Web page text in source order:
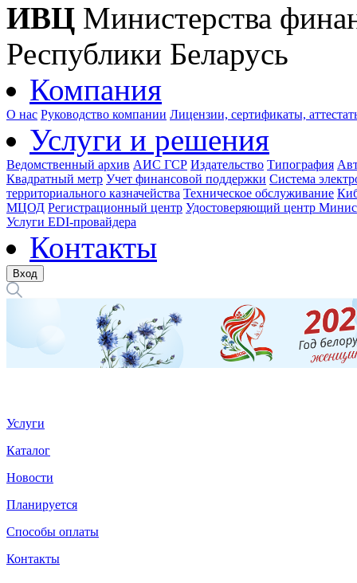
ИВЦ Министерства
Республики Беларусь
Компания
О нас Руководство компании Лицензии, сертификаты,
Услуги и решения
Ведомственный архив АИС ГСР Издательство Типография
Квадратный метр Учет финансовой поддержки Система
территориального казначейства Техническое обслуживание
МЦОД Регистрационный центр Удостоверяющий центр
Услуги EDI-провайдера
Контакты
Вход
Услуги
Каталог
Новости
Планируется
Способы оплаты
Контакты